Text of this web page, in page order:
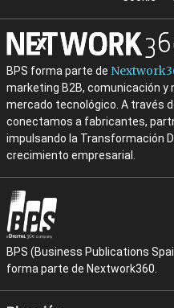
BPS forma parte de
marketing B2B, comunicación y
mercado tecnológico. A través
conectamos a fabricantes,
impulsando la Transformación
crecimiento empresarial.
BPS (Business Publications
forma parte de Nextwork360.